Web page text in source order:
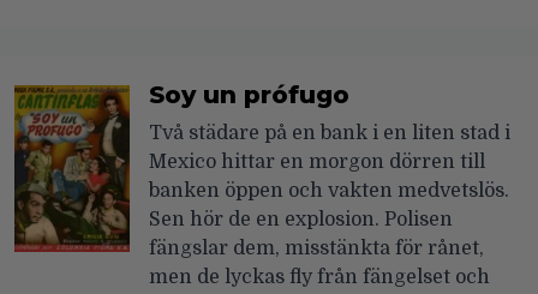
Soy un prófugo
Två städare på en bank i en liten stad i
Mexico hittar en morgon dörren till
banken öppen och vakten medvetslös.
Sen hör de en explosion. Polisen
fängslar dem, misstänkta för rånet,
men de lyckas fly från fängelset och